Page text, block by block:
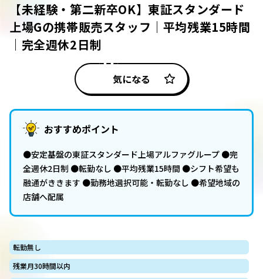
【未経験・第二新卒OK】東証スタンダード
上場Gの携帯販売スタッフ｜平均残業15時間
｜完全週休2日制
気になる
おすすめポイント
●安定基盤の東証スタンダード上場アルファグループ ●完
全週休2日制 ●転勤なし ●平均残業15時間 ●シフト希望も
融通がききます ●勤務地選択可能・転勤なし ●希望地域の
店舗へ配属
転勤無し
残業月30時間以内